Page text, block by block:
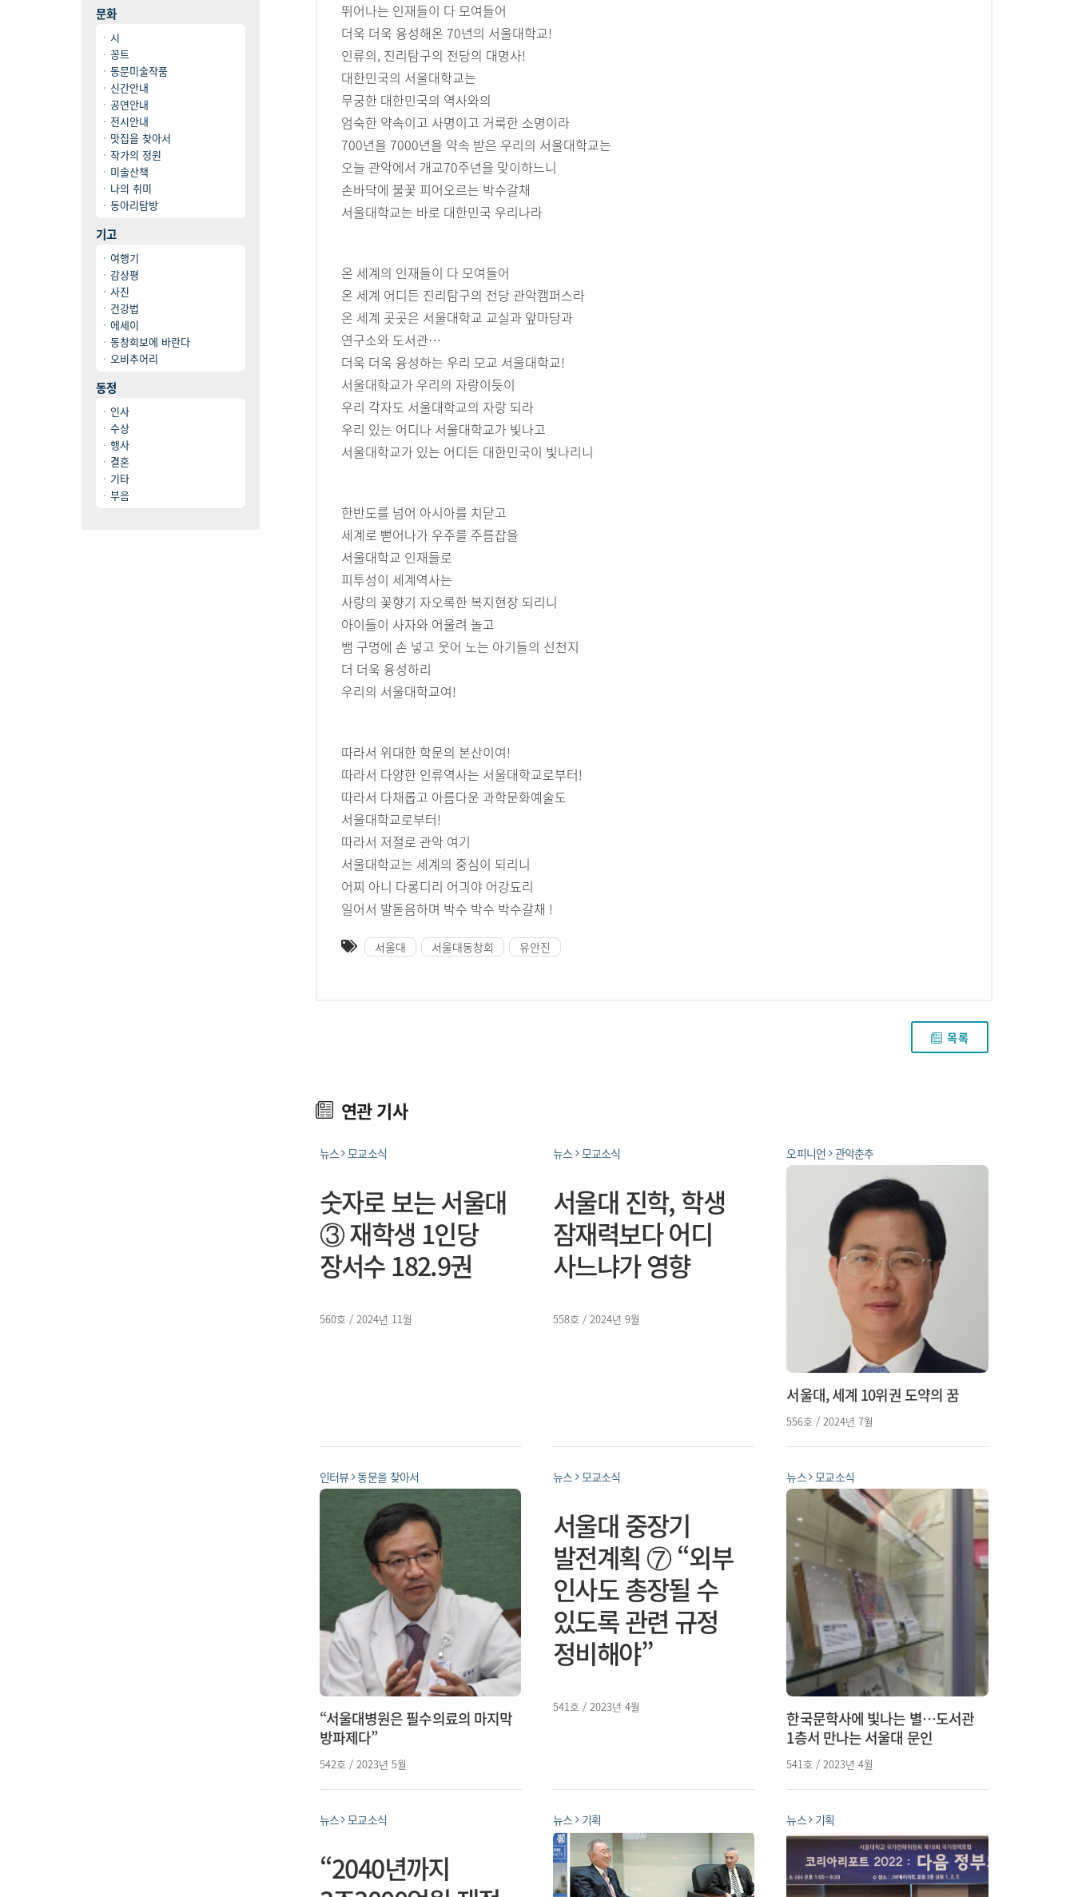
문화
시
꽁트
동문미술작품
신간안내
공연안내
전시안내
맛집을 찾아서
작가의 정원
미술산책
나의 취미
동아리탐방
기고
여행기
감상평
사진
건강법
에세이
동창회보에 바란다
오비추어리
동정
인사
수상
행사
결혼
기타
부음
뛰어나는 인재들이 다 모여들어
더욱 더욱 융성해온 70년의 서울대학교!
인류의, 진리탐구의 전당의 대명사!
대한민국의 서울대학교는
무궁한 대한민국의 역사와의
엄숙한 약속이고 사명이고 거룩한 소명이라
700년을 7000년을 약속 받은 우리의 서울대학교는
오늘 관악에서 개교70주년을 맞이하느니
손바닥에 불꽃 피어오르는 박수갈채
서울대학교는 바로 대한민국 우리나라
온 세계의 인재들이 다 모여들어
온 세계 어디든 진리탐구의 전당 관악캠퍼스라
온 세계 곳곳은 서울대학교 교실과 앞마당과
연구소와 도서관…
더욱 더욱 융성하는 우리 모교 서울대학교!
서울대학교가 우리의 자랑이듯이
우리 각자도 서울대학교의 자랑 되라
우리 있는 어디나 서울대학교가 빛나고
서울대학교가 있는 어디든 대한민국이 빛나리니
한반도를 넘어 아시아를 치닫고
세계로 뻗어나가 우주를 주름잡을
서울대학교 인재들로
피투성이 세계역사는
사랑의 꽃향기 자오록한 복지현장 되리니
아이들이 사자와 어울려 놀고
뱀 구멍에 손 넣고 웃어 노는 아기들의 신천지
더 더욱 융성하리
우리의 서울대학교여!
따라서 위대한 학문의 본산이여!
따라서 다양한 인류역사는 서울대학교로부터!
따라서 다채롭고 아름다운 과학문화예술도
서울대학교로부터!
따라서 저절로 관악 여기
서울대학교는 세계의 중심이 되리니
어찌 아니 다롱디리 어긔야 어강됴리
일어서 발돋음하며 박수 박수 박수갈채 !
서울대 서울대동창회 유안진
목록
연관 기사
뉴스 모교소식
숫자로 보는 서울대
③ 재학생 1인당
장서수 182.9권
560호 / 2024년 11월
뉴스 모교소식
서울대 진학, 학생
잠재력보다 어디
사느냐가 영향
558호 / 2024년 9월
오피니언 관악춘추
서울대, 세계 10위권 도약의 꿈
556호 / 2024년 7월
인터뷰 동문을 찾아서
“서울대병원은 필수의료의 마지막
방파제다”
542호 / 2023년 5월
뉴스 모교소식
서울대 중장기
발전계획 ⑦ “외부
인사도 총장될 수
있도록 관련 규정
정비해야”
541호 / 2023년 4월
뉴스 모교소식
한국문학사에 빛나는 별…도서관
1층서 만나는 서울대 문인
541호 / 2023년 4월
뉴스 모교소식
“2040년까지
뉴스 기획 뉴스 기획